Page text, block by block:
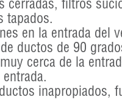
cerradas, filtros
tapados.
en la entrada del
ductos de 90
cerca de la
inapropiados,